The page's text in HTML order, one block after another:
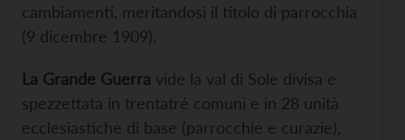
cambiamenti, meritandosi il titolo di parrocchia
(9 dicembre 1909).
La Grande Guerra vide la val di Sole divisa e
spezzettata in trentatré comuni e in 28 unità
ecclesiastiche di base (parrocchie e curazie),